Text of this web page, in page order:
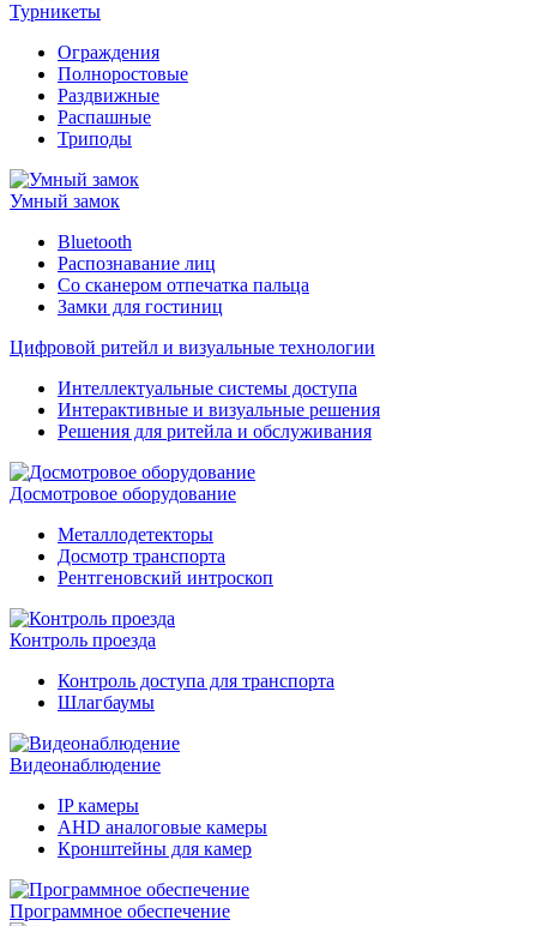
Турникеты
Ограждения
Полноростовые
Раздвижные
Распашные
Триподы
Умный замок
Bluetooth
Распознавание лиц
Со сканером отпечатка пальца
Замки для гостиниц
Цифровой ритейл и визуальные технологии
Интеллектуальные системы доступа
Интерактивные и визуальные решения
Решения для ритейла и обслуживания
Досмотровое оборудование
Металлодетекторы
Досмотр транспорта
Рентгеновский интроскоп
Контроль проезда
Контроль доступа для транспорта
Шлагбаумы
Видеонаблюдение
IP камеры
AHD аналоговые камеры
Кронштейны для камер
Программное обеспечение